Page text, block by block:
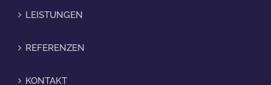
LEISTUNGEN
REFERENZEN
KONTAKT